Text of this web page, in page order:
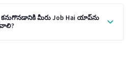
మీరు Job Hai యాప్‌ను